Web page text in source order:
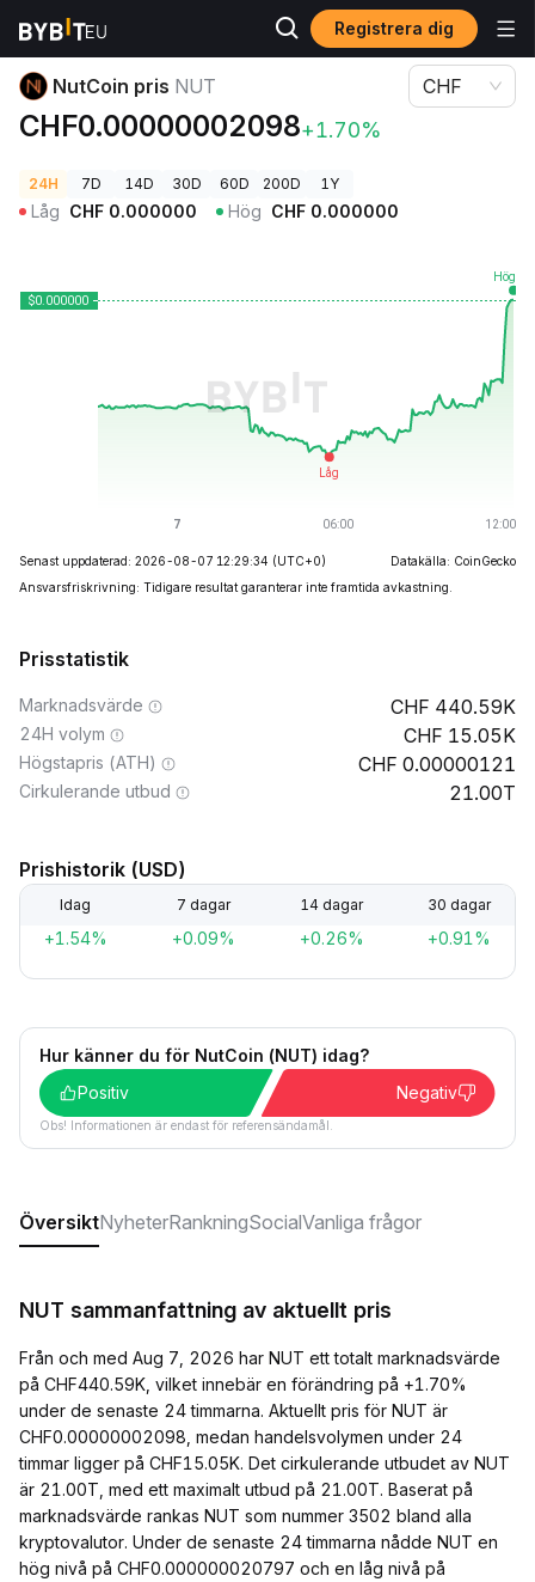
Registrera dig
Kryptopriser
NutCoin pris NUT
CHF0.00000002098+1.70%
CHF
24H 7D 14D 30D 60D 200D 1Y
Låg CHF 0.000000 Hög CHF 0.000000
Senast uppdaterad: 2026-08-07 12:29:34 (UTC+0)
Datakälla: CoinGecko
Ansvarsfriskrivning: Tidigare resultat garanterar inte framtida avkastning.
Prisstatistik
Marknadsvärde 440.59K
24H volym 15.05K
Högstapris (ATH) 0.00000121
Cirkulerande utbud 21.00T
Prishistorik (USD)
Idag 7 dagar 14 dagar 30 dagar
+1.54% +0.09% +0.26% +0.91%
Hur känner du för NutCoin (NUT) idag?
Positiv
Negativ
Obs! Informationen är endast för referensändamål.
ÖversiktNyheterRankningSocialVanliga frågor
NUT sammanfattning av aktuellt pris
Från och med Aug 7, 2026 har NUT ett totalt marknadsvärde
på CHF440.59K, vilket innebär en förändring på +1.70%
under de senaste 24 timmarna. Aktuellt pris för NUT är
CHF0.00000002098, medan handelsvolymen under 24
timmar ligger på CHF15.05K. Det cirkulerande utbudet av NUT
är 21.00T, med ett maximalt utbud på 21.00T. Baserat på
marknadsvärde rankas NUT som nummer 3502 bland alla
kryptovalutor. Under de senaste 24 timmarna nådde NUT en
hög nivå på CHF0.000000020797 och en låg nivå på